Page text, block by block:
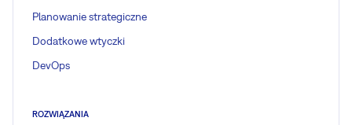
Planowanie strategiczne
Dodatkowe wtyczki
DevOps
ROZWIĄZANIA